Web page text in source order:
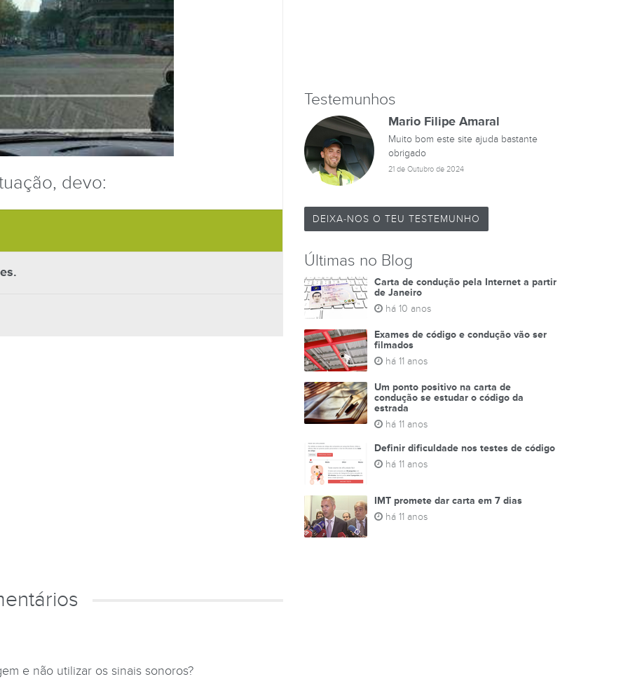
devo:
e não utilizar os sinais sonoros?
Testemunhos
Mario Filipe Amaral
Muito bom este site ajuda bastante
obrigado
21 de Outubro de 2024
DEIXA-NOS O TEU TESTEMUNHO
Últimas no Blog
Carta de condução pela Internet a partir
de Janeiro
há 10 anos
Exames de código e condução vão ser
filmados
há 11 anos
Um ponto positivo na carta de
condução se estudar o código da
estrada
há 11 anos
Definir dificuldade nos testes de código
há 11 anos
IMT promete dar carta em 7 dias
há 11 anos